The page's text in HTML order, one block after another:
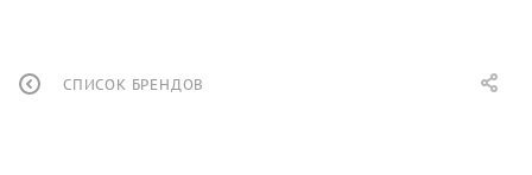
СПИСОК БРЕНДОВ